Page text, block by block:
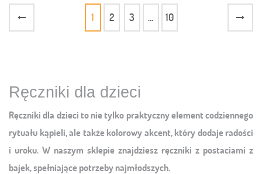
1 2 3 ... 10
Ręczniki dla dzieci
Ręczniki dla dzieci to nie tylko praktyczny element codziennego
rytuału kąpieli, ale także kolorowy akcent, który dodaje radości
i uroku. W naszym sklepie znajdziesz ręczniki z postaciami z
bajek, spełniające potrzeby najmłodszych.